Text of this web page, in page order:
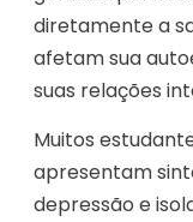
diretamente a
afetam sua
suas relações
Muitos
apresentam
depressão e